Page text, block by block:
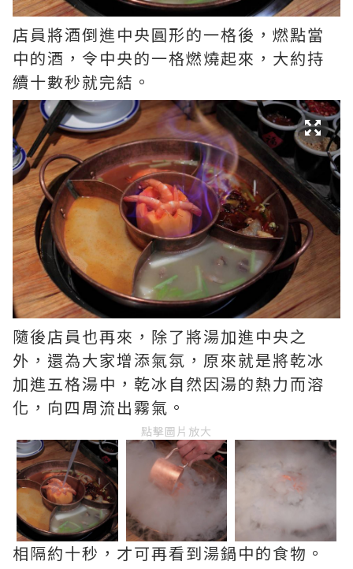
店員將酒倒進中央圓形的一格後，燃點當
中的酒，令中央的一格燃燒起來，大約持
續十數秒就完結。
隨後店員也再來，除了將湯加進中央之
外，還為大家增添氣氛，原來就是將乾冰
加進五格湯中，乾冰自然因湯的熱力而溶
化，向四周流出霧氣。
點擊圖片放大
相隔約十秒，才可再看到湯鍋中的食物。